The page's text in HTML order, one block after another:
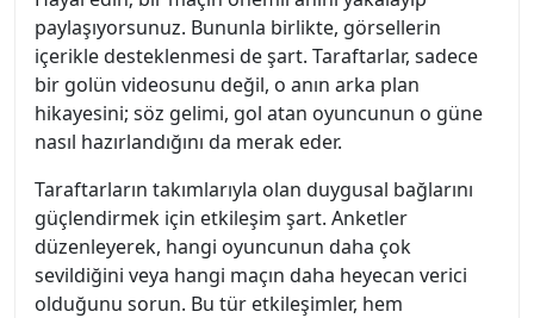
paylaşıyorsunuz. Bununla birlikte, görsellerin
içerikle desteklenmesi de şart. Taraftarlar, sadece
bir golün videosunu değil, o anın arka plan
hikayesini; söz gelimi, gol atan oyuncunun o güne
nasıl hazırlandığını da merak eder.
Taraftarların takımlarıyla olan duygusal bağlarını
güçlendirmek için etkileşim şart. Anketler
düzenleyerek, hangi oyuncunun daha çok
sevildiğini veya hangi maçın daha heyecan verici
olduğunu sorun. Bu tür etkileşimler, hem